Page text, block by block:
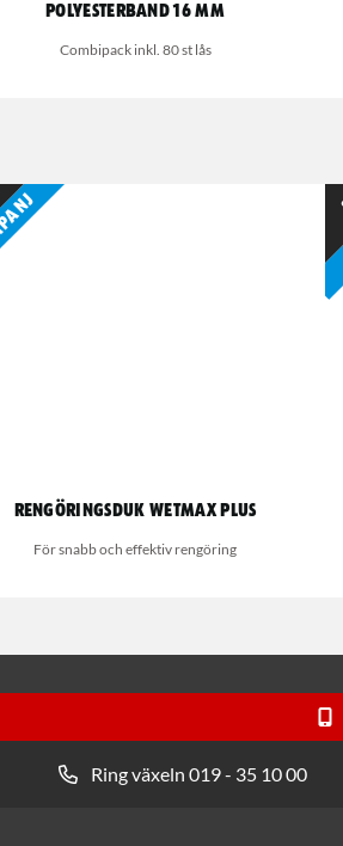
Polyesterband 16 mm
Combipack inkl. 80 st lås
Rengöringsduk Wetmax Plus
För snabb och effektiv rengöring
Ring växeln 019 - 35 10 00